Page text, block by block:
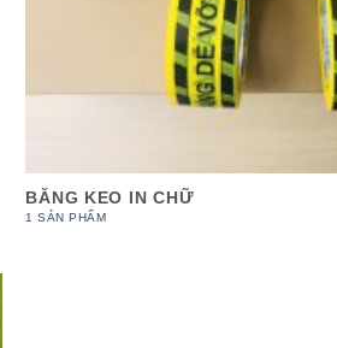
BĂNG KEO IN CHỮ
1 SẢN PHẨM